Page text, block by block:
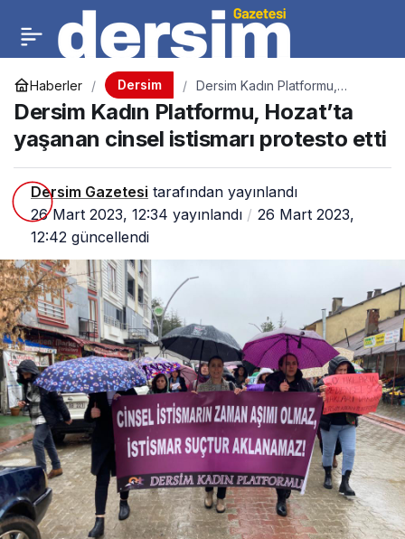
Haberler Dersim
Dersim Kadın Platformu,
Hozat’ta yaşanan cinsel
istismarı protesto etti
Dersim Kadın Platformu, Hozat’ta
yaşanan cinsel istismarı protesto etti
Dersim Gazetesi tarafından yayınlandı
26 Mart 2023, 12:34 yayınlandı
26 Mart 2023,
12:42 güncellendi